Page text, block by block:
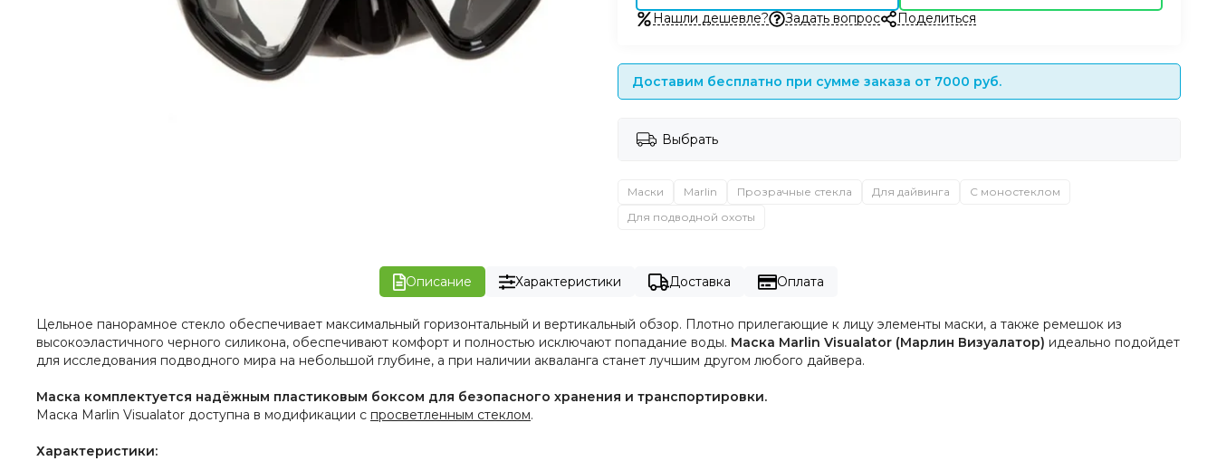
Нашли дешевле? Задать вопрос Поделиться
Доставим бесплатно при сумме заказа от 7000 руб.
Выбрать
Маски Marlin Прозрачные стекла Для дайвинга
С моностеклом
Для подводной охоты
Описание Характеристики Доставка Оплата
Цельное панорамное стекло обеспечивает максимальный горизонтальный и вертикальный обзор. Плотно прилегающие к лицу элементы маски, а также ремешок из
высокоэластичного черного силикона, обеспечивают комфорт и полностью исключают попадание воды. Маска Marlin Visualator (Марлин Визуалатор) идеально подойдет
для исследования подводного мира на небольшой глубине, а при наличии акваланга станет лучшим другом любого дайвера.
Маска комплектуется надёжным пластиковым боксом для безопасного хранения и транспортировки.
Маска Marlin Visualator доступна в модификации с просветленным стеклом.
Характеристики: